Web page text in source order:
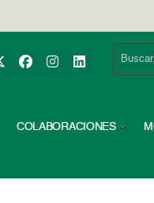
COLABORACIONES